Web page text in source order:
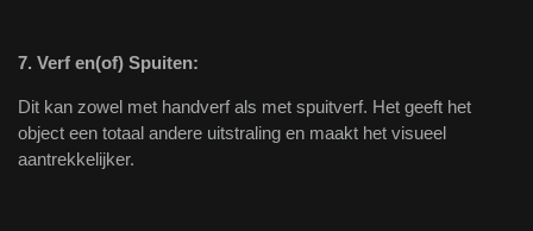
7. Verf en(of) Spuiten:
Dit kan zowel met handverf als met spuitverf. Het geeft het
object een totaal andere uitstraling en maakt het visueel
aantrekkelijker.